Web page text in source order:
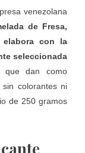
venezolana
de Fresa,
con la
seleccionada
, que dan como
sin colorantes ni
de 250 gramos